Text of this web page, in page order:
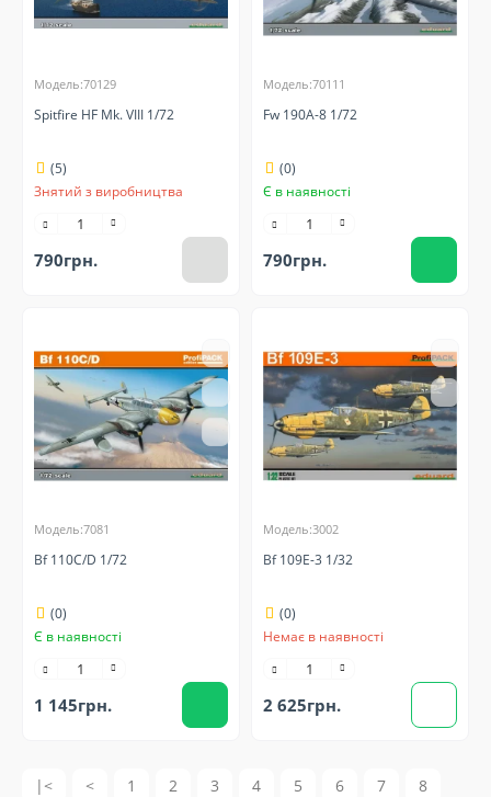
Модель:70129
Spitfire HF Mk. VIII 1/72
(5)
Знятий з виробництва
790грн.
Модель:70111
Fw 190A-8 1/72
(0)
Є в наявності
790грн.
Модель:7081
Bf 110C/D 1/72
(0)
Є в наявності
1 145грн.
Модель:3002
Bf 109E-3 1/32
(0)
Немає в наявності
2 625грн.
|< < 1 2 3 4 5 6 7 8